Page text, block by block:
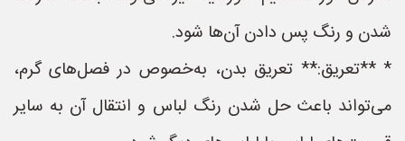
شدن و رنگ پس دادن آن‌ها شود.
* **تعریق:** تعریق بدن، به‌خصوص در فصل‌های گرم،
می‌تواند باعث حل شدن رنگ لباس و انتقال آن به سایر